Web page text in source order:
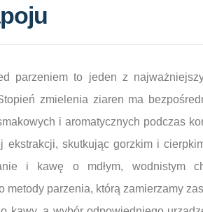
parzeniem to jeden z
zmielenia ziaren ma
i aromatycznych podczas
ekstrakcji, skutkując gorzkim i
i kawę o mdłym, wodnistym
parzenia, którą zamierzamy